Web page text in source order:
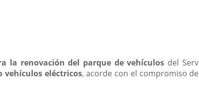
la renovación del parque de vehículos del
vehículos eléctricos, acorde con el compromiso